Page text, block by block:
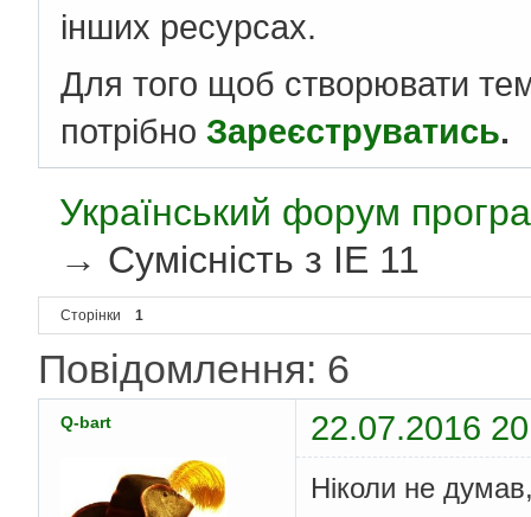
інших ресурсах.
Для того щоб створювати
потрібно Зареєструватись.
Український форум
→ Сумісність з IE 11
Сторінки 1
Повідомлення: 6
Q-bart 22.07.2016
Ніколи не